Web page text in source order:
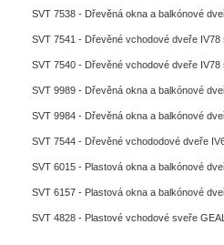
SVT 7538 - Dřevěná okna a balkónové
SVT 7541 - Dřevěné vchodové dveře IV78
SVT 7540 - Dřevěné vchodové dveře IV78
SVT 9989 - Dřevěná okna a balkónové
SVT 9984 - Dřevěná okna a balkónové
SVT 7544 - Dřevěné vchododové dveře
SVT 6015 - Plastová okna a balkónové
SVT 6157 - Plastová okna a balkónové
SVT 4828 - Plastové vchodové sveře